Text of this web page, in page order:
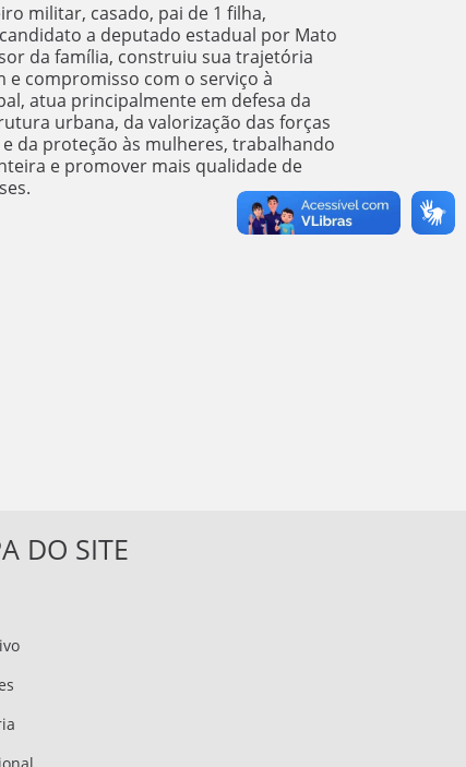
militar, casado, pai de 1 filha,
a deputado estadual por Mato
da família, construiu sua trajetória
e compromisso com o serviço à
atua principalmente em defesa da
urbana, da valorização das forças
da proteção às mulheres, trabalhando
e promover mais qualidade de
DO SITE